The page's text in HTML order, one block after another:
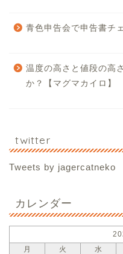
青色申告会で申告書チ
温度の高さと値段の高
か？【マグマカイロ】
twitter
Tweets by jagercatneko
カレンダー
月
火 水